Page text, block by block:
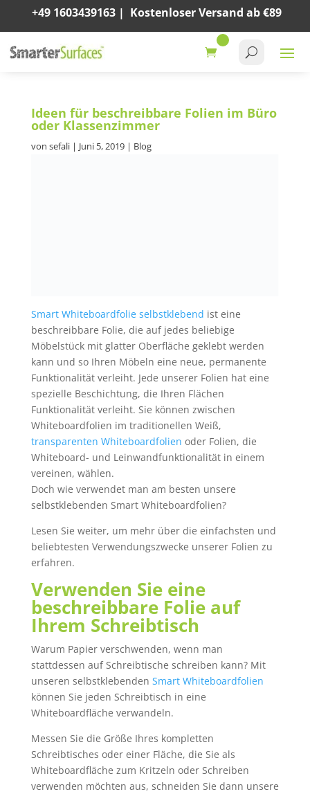
+49 1603439163| Kostenloser Versand ab €89
Ideen für beschreibbare Folien im Büro
oder Klassenzimmer
von sefali| Juni 5, 2019| Blog
Smart Whiteboardfolie selbstklebend ist eine
beschreibbare Folie, die auf jedes beliebige
Möbelstück mit glatter Oberfläche geklebt werden
kann und so Ihren Möbeln eine neue, permanente
Funktionalität verleiht. Jede unserer Folien hat eine
spezielle Beschichtung, die Ihren Flächen
Funktionalität verleiht. Sie können zwischen
Whiteboardfolien im traditionellen Weiß,
transparenten Whiteboardfolien oder Folien, die
Whiteboard- und Leinwandfunktionalität in einem
vereinen, wählen.
Doch wie verwendet man am besten unsere
selbstklebenden Smart Whiteboardfolien?
Lesen Sie weiter, um mehr über die einfachsten und
beliebtesten Verwendungszwecke unserer Folien zu
erfahren.
Verwenden Sie eine
beschreibbare Folie auf
Ihrem Schreibtisch
Warum Papier verschwenden, wenn man
stattdessen auf Schreibtische schreiben kann? Mit
unseren selbstklebenden Smart Whiteboardfolien
können Sie jeden Schreibtisch in eine
Whiteboardfläche verwandeln.
Messen Sie die Größe Ihres kompletten
Schreibtisches oder einer Fläche, die Sie als
Whiteboardfläche zum Kritzeln oder Schreiben
verwenden möchten aus, schneiden Sie dann unsere